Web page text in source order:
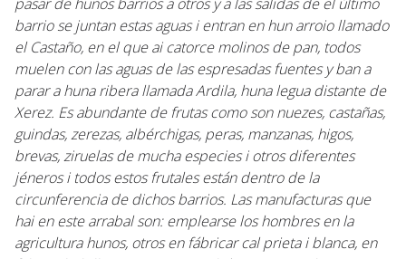
barrio se juntan estas aguas i entran en hun arroio llamado
el Castaño, en el que ai catorce molinos de pan, todos
muelen con las aguas de las espresadas fuentes y ban a
parar a huna ribera llamada Ardila, huna legua distante de
Xerez. Es abundante de frutas como son nuezes, castañas,
guindas, zerezas, albérchigas, peras, manzanas, higos,
brevas, ziruelas de mucha especies i otros diferentes
jéneros i todos estos frutales están dentro de la
circunferencia de dichos barrios. Las manufacturas que
hai en este arrabal son: emplearse los hombres en la
agricultura hunos, otros en fábricar cal prieta i blanca, en